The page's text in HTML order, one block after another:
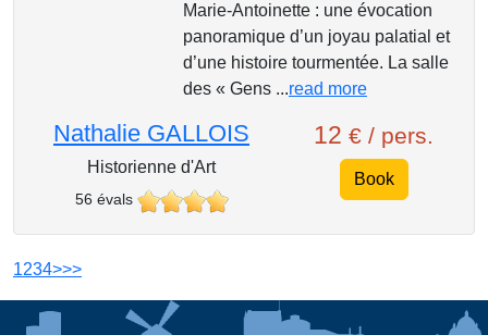
Marie-Antoinette : une évocation
panoramique d’un joyau palatial et
d’une histoire tourmentée. La salle
des « Gens ...read more
Nathalie GALLOIS
Historienne d'Art
56 évals
12 € / pers.
Book
1234>>>